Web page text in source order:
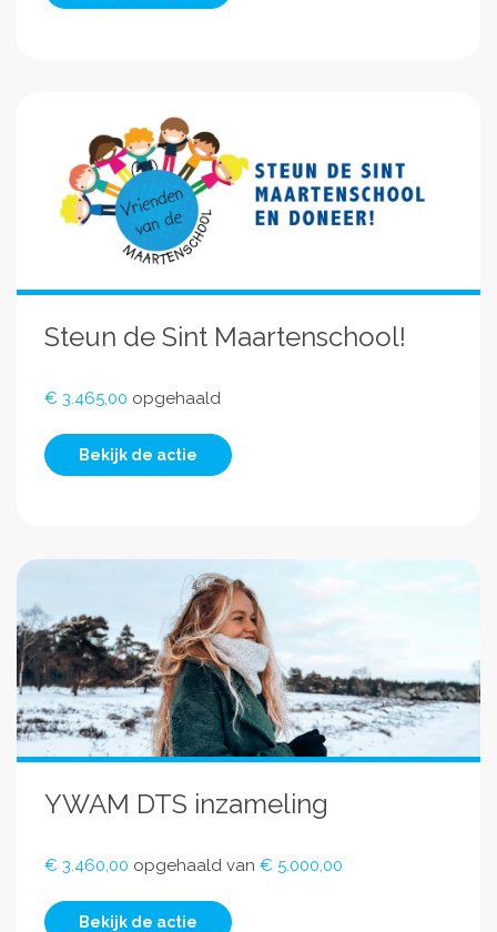
Steun de Sint Maartenschool!
€ 3.465,00 opgehaald
Bekijk de actie
YWAM DTS inzameling
€ 3.460,00 opgehaald van € 5.000,00
Bekijk de actie